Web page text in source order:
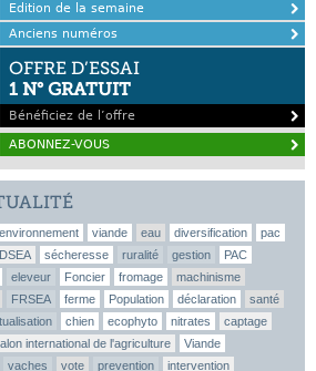
Edition de la semaine
Anciens numéros
OFFRE D’ESSAI
1 N° GRATUIT
Bénéficiez de l’offre
ABONNEZ-VOUS
environnement viande eau diversification
pac
sécheresse ruralité gestion
PAC
eleveur Foncier fromage
machinisme
FRSEA ferme Population déclaration
santé
chien ecophyto nitrates
captage
international de l'agriculture
Viande
vaches vote prevention intervention